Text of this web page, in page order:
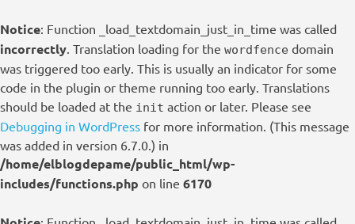
Notice: Function _load_textdomain_just_in_time was called
incorrectly. Translation loading for the wordfence domain
was triggered too early. This is usually an indicator for some
code in the plugin or theme running too early. Translations
should be loaded at the init action or later. Please see
Debugging in WordPress for more information. (This message
was added in version 6.7.0.) in
/home/elblogdepame/public_html/wp-
includes/functions.php on line 6170